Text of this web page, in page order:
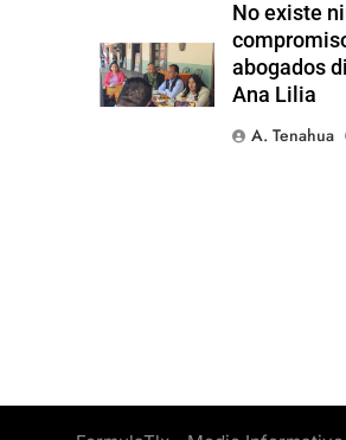
No existe
abogados
Ana Lilia
A. Tenahua